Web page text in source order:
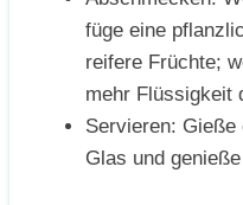
füge eine
reifere Früchte;
mehr Flüssigkeit
Servieren: Gieße
Glas und